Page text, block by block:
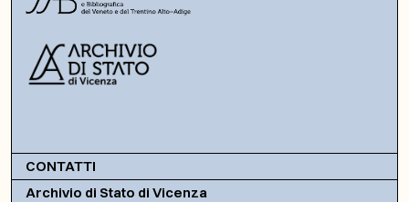
CONTATTI
Archivio di Stato di Vicenza